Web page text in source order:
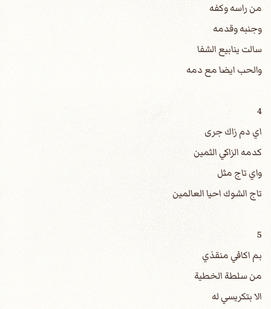
من راسه وكفه
وجنبه وقدمه
سالت ينابيع الشفا
والحب ايضا مع دمه
4
اي دم زاك جرى
كدمه الزاكي الثمين
واي تاج مثل
تاج الشوك احيا العالمين
5
بم اكافي منقذي
من سلطة الخطية
الا بتكريسي له